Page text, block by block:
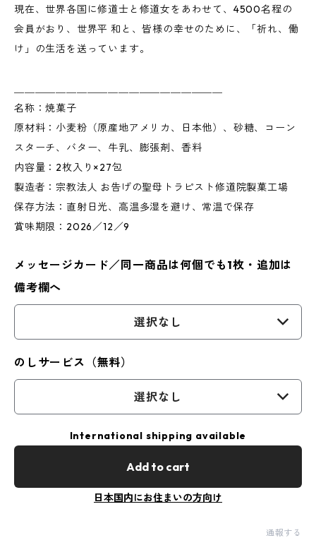
現在、世界各国に修道士と修道女をあわせて、4500名程の
会員がおり、世界平 和と、皆様の幸せのために、「祈れ、働
け」の生活を送っています。
名称：焼菓子
原材料：小麦粉（原産地アメリカ、日本他）、砂糖、コーン
スターチ、バター、牛乳、膨張剤、香料
内容量：2枚入り×27包
製造者：宗教法人 お告げの聖母トラピスト修道院製菓工場
保存方法：直射日光、高温多湿を避け、常温で保存
賞味期限：2026／12／9
メッセージカード／同一商品は何個でも1枚・追加は
備考欄へ
選択なし
のしサービス（無料）
選択なし
International shipping available
Add to cart
日本国内にお住まいの方向け
通報する